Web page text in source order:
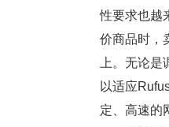
性要求也越
价商品时，
上。无论
以适应
定、高速的